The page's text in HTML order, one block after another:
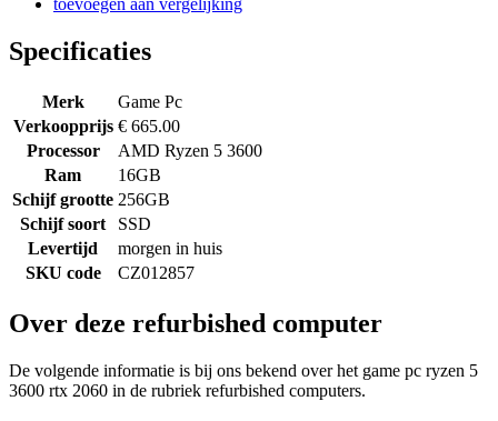
toevoegen aan vergelijking
Specificaties
Merk
Game Pc
Verkoopprijs € 665.00
Processor
AMD Ryzen 5 3600
Ram
16GB
Schijf grootte 256GB
Schijf soort
SSD
Levertijd
morgen in huis
SKU code
CZ012857
Over deze refurbished computer
De volgende informatie is bij ons bekend over het game pc ryzen 5
3600 rtx 2060 in de rubriek refurbished computers.